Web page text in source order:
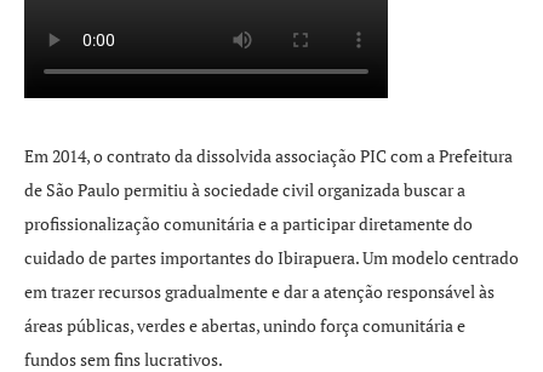
Em 2014, o contrato da dissolvida associação PIC com a Prefeitura
de São Paulo permitiu à sociedade civil organizada buscar a
profissionalização comunitária e a participar diretamente do
cuidado de partes importantes do Ibirapuera. Um modelo centrado
em trazer recursos gradualmente e dar a atenção responsável às
áreas públicas, verdes e abertas, unindo força comunitária e
fundos sem fins lucrativos.